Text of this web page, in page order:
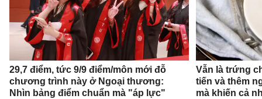
29,7 điểm, tức 9/9 điểm/môn mới đỗ
chương trình này ở Ngoại thương:
Nhìn bảng điểm chuẩn mà "áp lực"
Vẫn là trứng
tiến và thêm
mà khiến cả